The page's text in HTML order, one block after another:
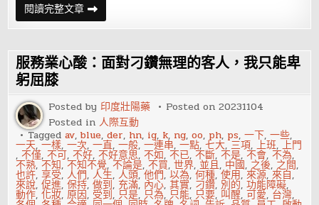
閱讀完整文章高
效
率
愛：
越
速
快
樂
服務業心酸：面對刁鑽無理的客人，我只能卑
躬屈膝
Posted by 印度壯陽藥 Posted on20231104
Posted in人際互動
Taggedav,blue,der, hn, ig, k, ng,oo, ph, ps,一下,一些,
一天,一樣,一次,一直,一般,一連串,一點,七大,三項,上班,上門
,不僅,不可,不好,不好意思,不如,不已,不斷,不是,不會,不為,
不熟,不知,不知不覺,不論是,不買,世界,並且, 中國, 之後, 之間,
也許,享受,人們,人生,人頭,他們,以為,何種,使用,來源,來自,
來說,促進,保持,做到, 充滿, 內心,其實, 刁鑽, 別的,功能障礙,
動作,化妝,原因, 受到, 只是, 只為, 只能, 只要, 叫醒,可愛, 台灣,